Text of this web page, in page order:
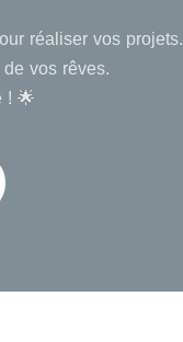
réaliser vos projets.
vos rêves.
! 🌟